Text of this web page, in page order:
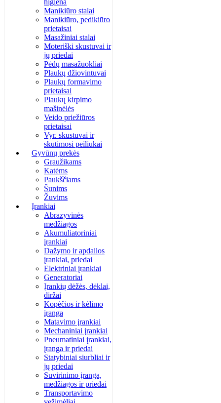
higiena
Manikiūro stalai
Manikiūro, pedikiūro
prietaisai
Masažiniai stalai
Moteriški skustuvai ir
jų priedai
Pėdų masažuokliai
Plaukų džiovintuvai
Plaukų formavimo
prietaisai
Plaukų kirpimo
mašinėlės
Veido priežiūros
prietaisai
Vyr. skustuvai ir
skutimosi peiliukai
Gyvūnų prekės
Graužikams
Katėms
Paukščiams
Šunims
Žuvims
Įrankiai
Abrazyvinės
medžiagos
Akumuliatoriniai
įrankiai
Dažymo ir apdailos
įrankiai, priedai
Elektriniai įrankiai
Generatoriai
Įrankių dėžės, dėklai,
diržai
Kopėčios ir kėlimo
įranga
Matavimo įrankiai
Mechaniniai įrankiai
Pneumatiniai įrankiai,
įranga ir priedai
Statybiniai siurbliai ir
jų priedai
Suvirinimo įranga,
medžiagos ir priedai
Transportavimo